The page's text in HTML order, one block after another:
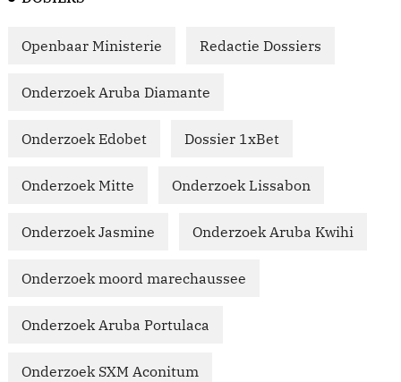
Openbaar Ministerie Redactie Dossiers
Onderzoek Aruba Diamante
Onderzoek Edobet Dossier 1xBet
Onderzoek Mitte Onderzoek Lissabon
Onderzoek Jasmine Onderzoek Aruba Kwihi
Onderzoek moord marechaussee
Onderzoek Aruba Portulaca
Onderzoek SXM Aconitum